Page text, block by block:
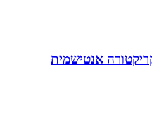
אנטישמית